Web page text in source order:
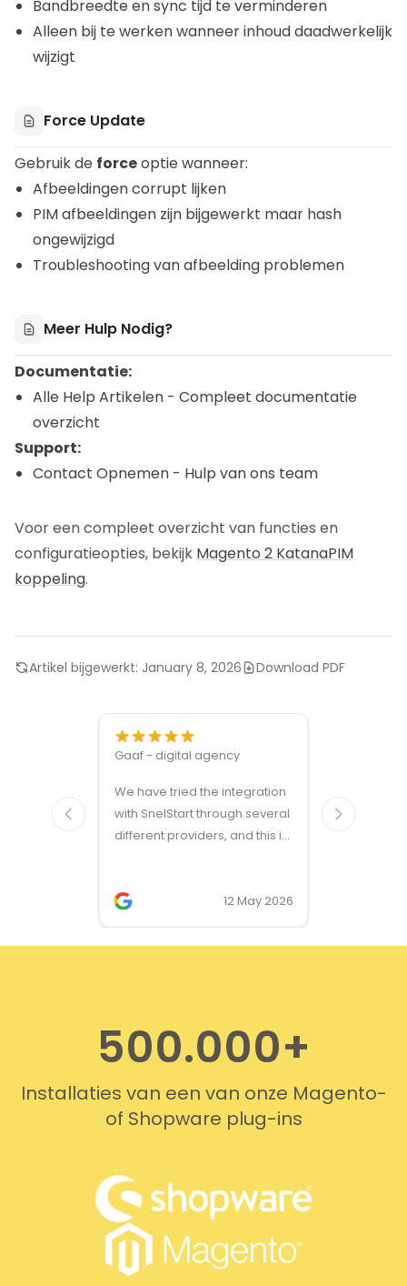
Bandbreedte en sync tijd te verminderen
Alleen bij te werken wanneer inhoud daadwerkelijk
wijzigt
Force Update
Gebruik de forceoptie wanneer:
Afbeeldingen corrupt lijken
PIM afbeeldingen zijn bijgewerkt maar hash
ongewijzigd
Troubleshooting van afbeelding problemen
Meer Hulp Nodig?
Documentatie:
Alle Help Artikelen - Compleet documentatie
overzicht
Support:
Contact Opnemen - Hulp van ons team
Voor een compleet overzicht van functies en
configuratieopties, bekijk Magento 2 KatanaPIM
koppeling.
Artikel bijgewerkt: January 8, 2026 Download PDF
Gaaf - digital agency
We have tried the integration
with SnelStart through several
different providers, and this is
two occasions, and it was
provided quickly and
professionally. We do
12 May 2026
modules
500.000+
Installaties van een van onze Magento-
of Shopware plug-ins